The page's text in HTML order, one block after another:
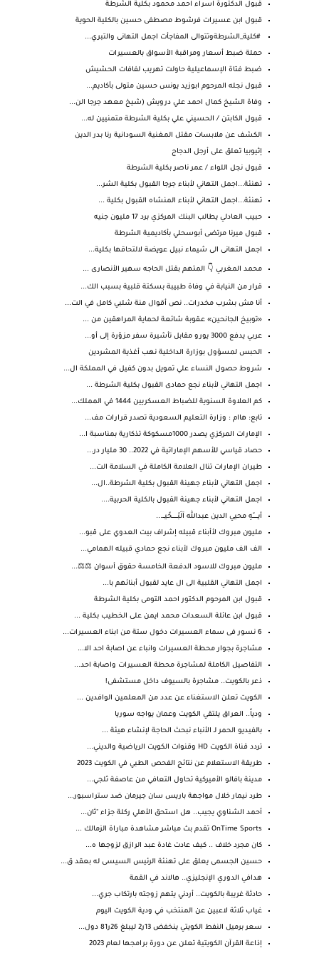
قبول الدكتورة اسراء احمد محمود بكلية الشرطة
قبول ابن عسيرات فرشوط مصطفى حسين بالكلية الحوية
#كلية_الشرطةوتتوالى المفاجأت اجمل التهانى والتبري...
حملة ضبط أسعار ومراقبة الأسواق بالعسيرات
ضبط فتاة الإسماعيلية حاولت تهريب لفافات الحشيش
قبول نجله المرحوم ابوزيد يونس حسين متولى بأكاديم...
وفاة الشيخ كمال احمد علي درويش (شيخ معهد جرجا الن...
قبول الكابتن / الحسيني علي بكلية الشرطة متمنيين له...
الكشف عن ملابسات مقتل المغنية السودانية رنا بدر الدين
إثيوبيا تعلق على أرجل الدجاج
قبول نجل اللواء / عمر ناصر بكلية الشرطة
تهنئة...اجمل التهاني لأبناء جرجا القبول بكلية الشر...
تهنئة...اجمل التهاني لأبناء المنشاه القبول بكلية ...
حبيب العادلي يطالب البنك المركزي برد 17 مليون جنيه
قبول ميرنا مرتضى أبوسحلي بأكاديمية الشرطة
اجمل التهانى الى شيماء نبيل عويضة لالتحاقها بكلية...
محمد المغربي 👇 المتهم بقتل الحاجه سهير الأنصارى ...
قرار من النيابة في وفاة طبيبة بسكتة قلبية بسبب الك...
أنا مش بشرب مخدرات.. نص أقوال منة شلبي كامل في الت...
«توبيخ الجانحين» عـقوبة شائعة لحماية المراهقين من ...
عربي يدفع 3000 يورو مقابل تأشيرة سفر مزوّرة إلى أو...
الحبس لمسؤول بوزارة الداخلية نهب أغذية المشردين
شروط حصول النساء علي تمويل بدون كفيل في المملكة ال...
اجمل التهاني لأبناء نجع حمادى القبول بكلية الشرطة ...
كم العلاوة السنوية للضباط العسكريين 1444 في المملك...
تابع: هاام : وزارة التعليم السعودية تصدر قرارات مف...
الإمارات المركزي يصدر 1000مسكوكة تذكارية بمناسبة ا...
حصاد قياسي للأسهم الإماراتية في 2022.. 30 مليار در...
طيران الإمارات تنال العلامة الكاملة في السلامة الت...
اجمل التهاني لأبناء جهينة القبول بكلية الشرطة..ال...
اجمل التهاني لأبناء جهينة القبول بالكلية الحربية....
أيـــــــّهِ محيي الدين عبدالله آلَبّـــــــحًيـــ...
مليون مبروك لأأبناء قبيله إشراف بيت العدوي على قبو...
الف الف مليون مبروك لأبناء نجع حمادي قبيله الهمامي...
مليون مبروك للاسود الدفعة الخامسة حقوق أسوان ⚖️⚖️...
اجمل التهاني القلبية الى ال عايد لقبول أبنائهم با...
قبول ابن المرحوم الدكتور احمد التومى بكلية الشرطة
قبول ابن عائلة السعدات محمد ايمن على الخطيب بكلية ...
6 نسور فى سماء العسيرات دخول ستة من ابناء العسيرات...
مشاجرة بجوار محطة العسيرات وانباء عن اصابة احد الا...
التفاصيل الكاملة لمشاجرة محطة العسيرات واصابة احد...
ذعر بالكويت.. مشاجرة بالسيوف داخل مستشفى!
الكويت تعلن الاستغناء عن عدد من المعلمين الوافدين ...
ودياً.. العراق يلتقي الكويت وعمان يواجه سوريا
بالفيديو الحمر لـ الأنباء نبحث الحاجة لإنشاء هيئة ...
تردد قناة الكويت HD وقنوات الكويت الرياضية والديني...
طريقة الاستعلام عن نتائج الفحص الطبي في الكويت 2023
مدينة بافالو الأميركية تحاول التعافي من عاصفة ثلجي...
طرد نيمار خلال مواجهة باريس سان جيرمان ضد ستراسبور...
أحمد الشناوي يجيب.. هل استحق الأهلي ركلة جزاء "ثان...
OnTime Sports تقدم بث مباشر مشاهدة مباراة الزمالك ...
كان مجرد خلاف .. كيف عادت غادة عبد الرازق لزوجها ه...
حسين الجسمى يعلق على تهنئة الرئيس السيسى له بعقد ق...
هدافي الدوري الإنجليزي.. هالاند في القمة
حادثة غريبة بالكويت.. أردني يتهم زوجته بارتكاب جري...
غياب ثلاثة لاعبين عن المنتخب في ودية الكويت اليوم
سعر برميل النفط الكويتي ينخفض 13ر2 ليبلغ 26ر81 دول...
إذاعة القرآن الكويتية تعلن عن دورة برامجها لعام 2023